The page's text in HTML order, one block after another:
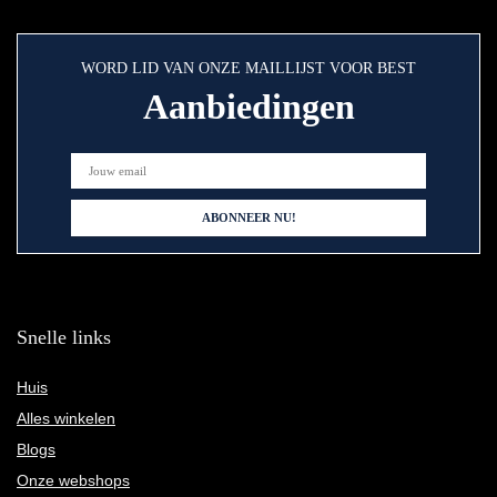
WORD LID VAN ONZE MAILLIJST VOOR BEST
Aanbiedingen
Snelle links
Huis
Alles winkelen
Blogs
Onze webshops